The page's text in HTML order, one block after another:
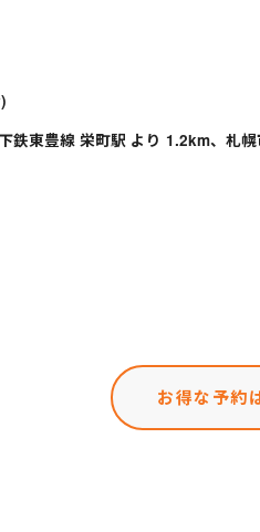
鉄東豊線 栄町駅 より 1.2km、札
お得な予約